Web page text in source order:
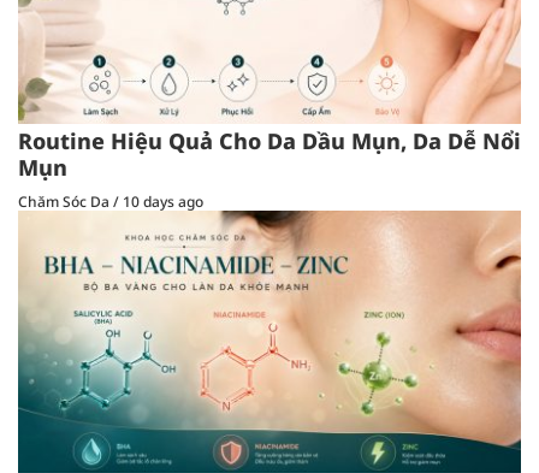
Routine Hiệu Quả Cho Da Dầu Mụn, Da Dễ Nổi
Mụn
Chăm Sóc Da / 10 days ago